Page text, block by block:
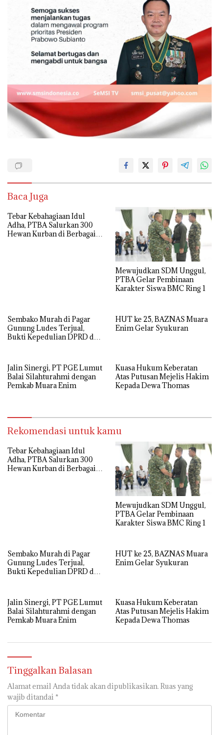
Baca Juga
Tebar Kebahagiaan Idul
Adha, PTBA Salurkan 300
Hewan Kurban di Berbagai
Mewujudkan SDM Unggul,
PTBA Gelar Pembinaan
Karakter Siswa BMC Ring 1
Sembako Murah di Pagar
Gunung Ludes Terjual,
Bukti Kepedulian DPRD dan
HUT ke 25, BAZNAS Muara
Enim Gelar Syukuran
Jalin Sinergi, PT PGE Lumut
Balai Silahturahmi dengan
Pemkab Muara Enim
Kuasa Hukum Keberatan
Atas Putusan Mejelis Hakim
Kepada Dewa Thomas
Rekomendasi untuk kamu
Tebar Kebahagiaan Idul
Adha, PTBA Salurkan 300
Hewan Kurban di Berbagai
Mewujudkan SDM Unggul,
PTBA Gelar Pembinaan
Karakter Siswa BMC Ring 1
Sembako Murah di Pagar
Gunung Ludes Terjual,
Bukti Kepedulian DPRD dan
HUT ke 25, BAZNAS Muara
Enim Gelar Syukuran
Jalin Sinergi, PT PGE Lumut
Balai Silahturahmi dengan
Pemkab Muara Enim
Kuasa Hukum Keberatan
Atas Putusan Mejelis Hakim
Kepada Dewa Thomas
Tinggalkan Balasan
Alamat email Anda tidak akan dipublikasikan. Ruas yang
wajib ditandai *